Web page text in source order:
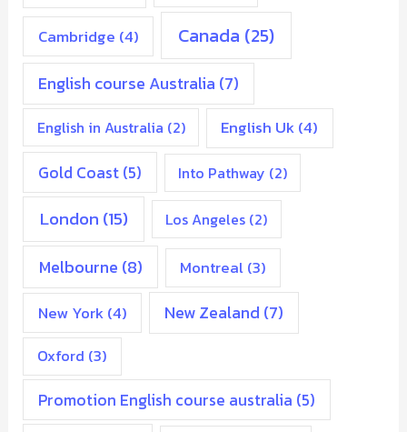
Cambridge (4) Canada (25)
English course Australia (7)
English in Australia (2) English Uk(4)
Gold Coast(5) Into Pathway (2)
London (15) Los Angeles (2)
Melbourne (8) Montreal(3)
New York(4) New Zealand (7)
Oxford (3)
Promotion English course australia (5)